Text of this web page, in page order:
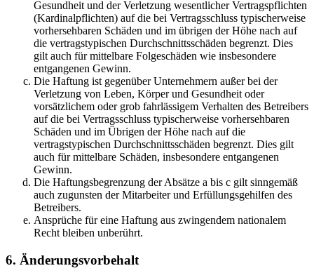
Gesundheit und der Verletzung wesentlicher Vertragspflichten
(Kardinalpflichten) auf die bei Vertragsschluss typischerweise
vorhersehbaren Schäden und im übrigen der Höhe nach auf
die vertragstypischen Durchschnittsschäden begrenzt. Dies
gilt auch für mittelbare Folgeschäden wie insbesondere
entgangenen Gewinn.
Die Haftung ist gegenüber Unternehmern außer bei der
Verletzung von Leben, Körper und Gesundheit oder
vorsätzlichem oder grob fahrlässigem Verhalten des Betreibers
auf die bei Vertragsschluss typischerweise vorhersehbaren
Schäden und im Übrigen der Höhe nach auf die
vertragstypischen Durchschnittsschäden begrenzt. Dies gilt
auch für mittelbare Schäden, insbesondere entgangenen
Gewinn.
Die Haftungsbegrenzung der Absätze a bis c gilt sinngemäß
auch zugunsten der Mitarbeiter und Erfüllungsgehilfen des
Betreibers.
Ansprüche für eine Haftung aus zwingendem nationalem
Recht bleiben unberührt.
6. Änderungsvorbehalt